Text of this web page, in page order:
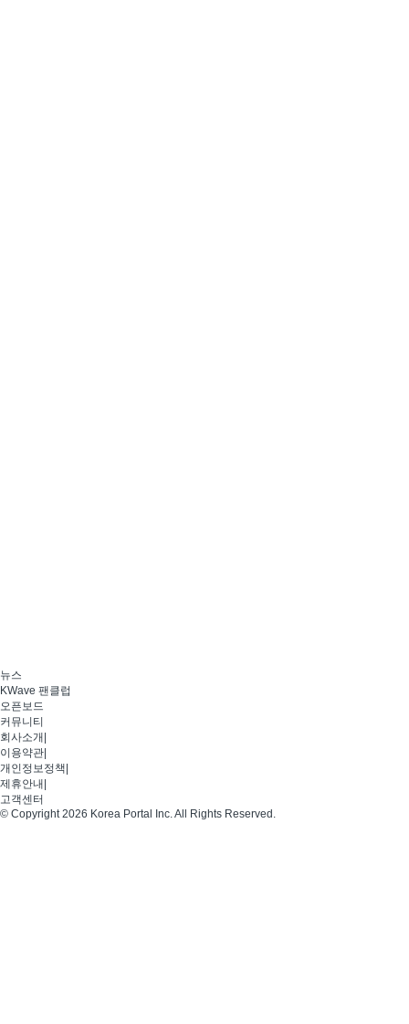
뉴스
KWave 팬클럽
오픈보드
커뮤니티
회사소개
이용약관
개인정보정책
제휴안내
고객센터
© Copyright 2026 Korea Portal Inc. All Rights Reserved.